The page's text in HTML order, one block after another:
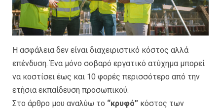
Η ασφάλεια δεν είναι διαχειριστικό κόστος αλλά
επένδυση. Ένα μόνο σοβαρό εργατικό ατύχημα μπορεί
να κοστίσει έως και 10 φορές περισσότερο από την
ετήσια εκπαίδευση προσωπικού.
Στο άρθρο μου αναλύω το “κρυφό” κόστος των